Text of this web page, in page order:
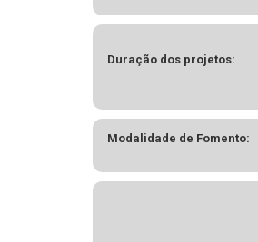
Duração dos projetos:
Modalidade de Fomento: